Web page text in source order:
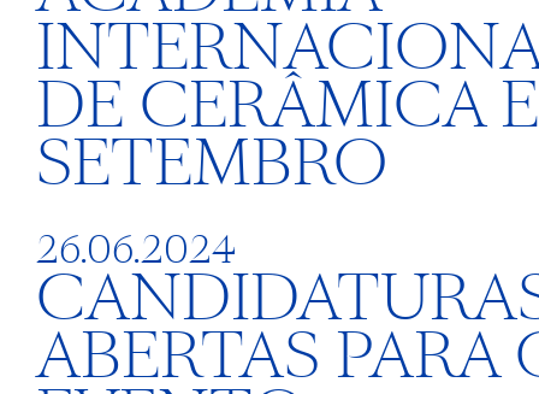
DE CERÂMICA
SETEMBRO
26.06.2024
ABERTAS PARA